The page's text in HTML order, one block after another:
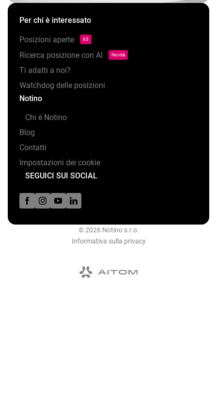
Per chi è interessato
Posizioni aperte 63
Ricerca posizione con AI Novità
Ti adatti a noi?
Watchdog delle posizioni
Notino
Chi è Notino
Blog
Contatti
Impostazioni dei cookie
SEGUICI SUI SOCIAL
© 2026 Notino s.r.o.
Informativa sulla privacy